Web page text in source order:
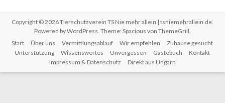
Copyright © 2026Tierschutzverein TS Nie mehr allein | tsniemehrallein.de.
Powered byWordPress. Theme: Spacious von ThemeGrill.
Start
Über uns Vermittlungsablauf Wir empfehlen
Zuhause gesucht
Unterstützung
Wissenswertes Unvergessen Gästebuch
Kontakt
Impressum & Datenschutz
Direkt aus Ungarn